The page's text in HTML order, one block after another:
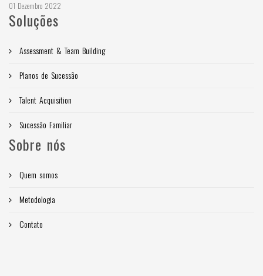
01 Dezembro 2022
Soluções
Assessment & Team Building
Planos de Sucessão
Talent Acquisition
Sucessão Familiar
Sobre nós
Quem somos
Metodologia
Contato